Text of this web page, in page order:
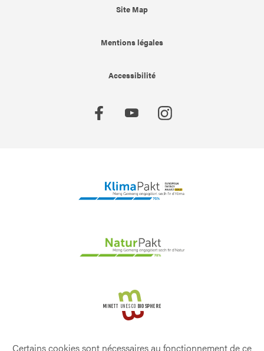
Site Map
Mentions légales
Accessibilité
Certains cookies sont nécessaires au fonctionnement de ce